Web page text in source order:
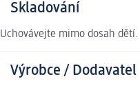
Skladování
Uchovávejte mimo dosah dětí.
Výrobce / Dodavatel